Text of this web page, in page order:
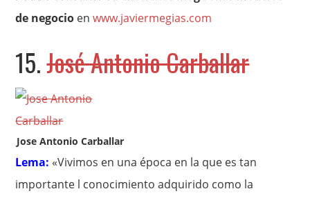
de negocio enwww.javiermegias.com
15.José Antonio Carballar
Jose Antonio Carballar
Lema: «Vivimos en una época en la que es tan
importante l conocimiento adquirido como la